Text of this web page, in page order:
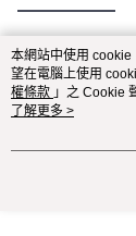
熱門標籤
本網站中使用 cookie
望在電腦上使用
權條款 」之 Cookie
用條款之 Cookie 聲
了解更多 >